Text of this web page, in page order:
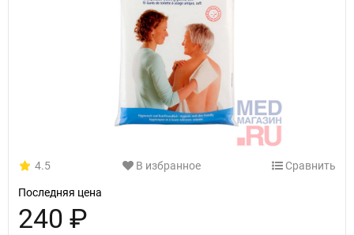
4.5 В избранное Сравнить
Последняя цена
240 ₽